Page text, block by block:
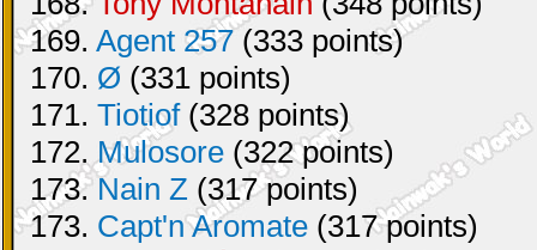
169. Agent 257(333 points)
170. Ø (331 points)
171. Tiotiof(328 points)
172.Mulosore (322 points)
173. Nain Z (317 points)
173. Capt'n Aromate (317 points)